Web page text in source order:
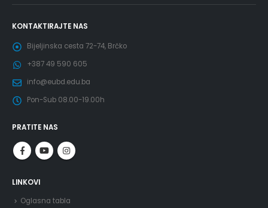
KONTAKTIRAJTE NAS
Bijeljinska cesta 72-74, Brčko
+387 49 590 605
info@eubd.edu.ba
Pon-Sub 08.00-19.00h
PRATITE NAS
LINKOVI
Oglasna tabla